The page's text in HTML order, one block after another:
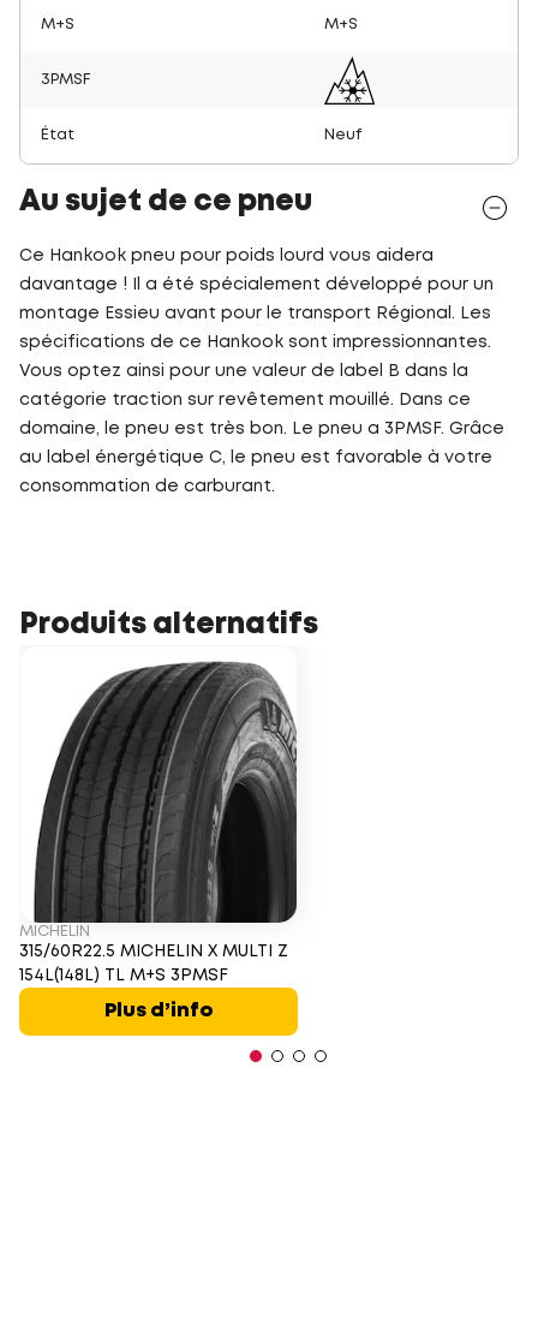
M+S M+S
3PMSF
État Neuf
Au sujet de ce pneu
Ce Hankook pneu pour poids lourd vous aidera
davantage ! Il a été spécialement développé pour un
montage Essieu avant pour le transport Régional. Les
spécifications de ce Hankook sont impressionnantes.
Vous optez ainsi pour une valeur de label B dans la
catégorie traction sur revêtement mouillé. Dans ce
domaine, le pneu est très bon. Le pneu a 3PMSF. Grâce
au label énergétique C, le pneu est favorable à votre
consommation de carburant.
Produits alternatifs
MICHELIN
315/60R22.5 MICHELIN X MULTI Z
154L(148L) TL M+S 3PMSF
Plus d’info